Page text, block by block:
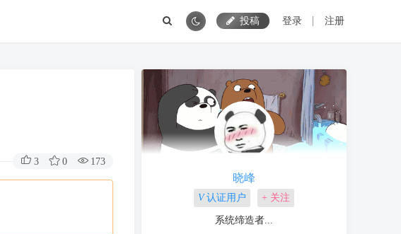
投稿 登录 注册
3 0 173
晓峰
V 认证用户 + 关注
系统缔造者...